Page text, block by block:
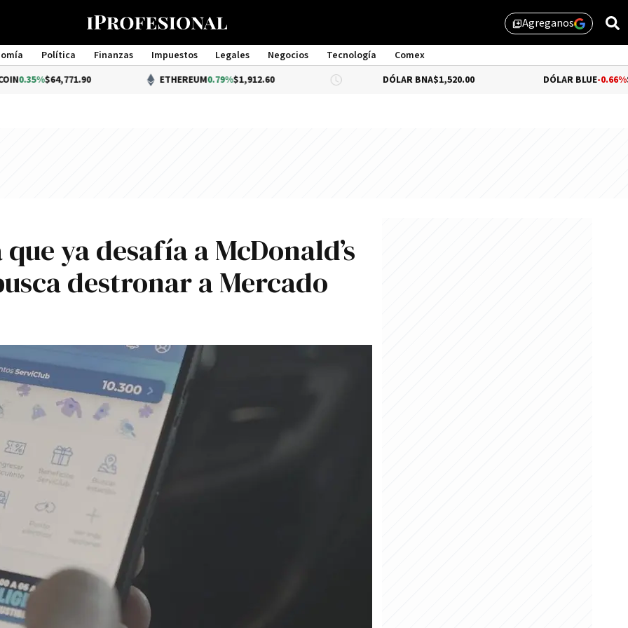
library_addAgreganos
Política Finanzas Impuestos Legales Negocios Tecnología
Comex
Management
$64,771.90
ETHEREUM0.79%$1,912.60 DÓLAR BNA$1,520.00 DÓLAR BLUE-0.66%$1,530.00
ya desafía a McDonald’s
destronar a Mercado